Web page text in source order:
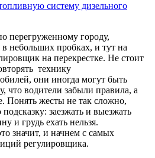
систему дизельного
перегруженному городу,
небольших пробках, и тут на
на перекрестке. Не стоит
технику
они иногда могут быть
что водители забыли правила, а
Понять жесты не так сложно,
заезжать и выезжать
и грудь ехать нельзя.
значит, и начнем с самых
регулировщика.